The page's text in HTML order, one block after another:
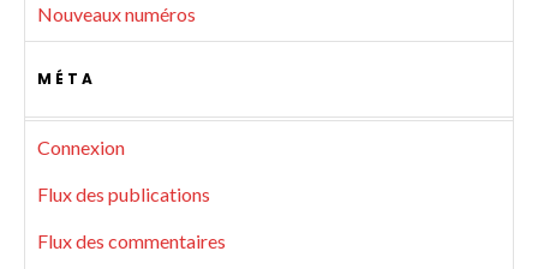
Nouveaux numéros
MÉTA
Connexion
Flux des publications
Flux des commentaires